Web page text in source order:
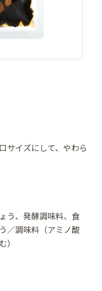
サイズにして、やわら
う、発酵調味料、食
／調味料（アミノ酸